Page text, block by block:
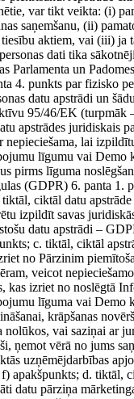
var tikt veikta: (i)
saņemšanu, (ii)
aktiem, vai (iii) ja
dati tika
Parlamenta un
4. punkts par fizisko
datu apstrādi un
95/46/EK (turpmāk
apstrādes juridiskais
nepieciešama, lai
līgumu vai Demo
pirms līguma
(GDPR) 6. panta 1.
ciktāl datu
izpildīt savas
datu apstrādi –
c. tiktāl, ciktāl
no Pārzinim
veicot
kas izriet no noslēgtā
līguma vai Demo
krāpšanas
nolūkos, vai saziņai ar
ņemot vērā no jums
uzņēmējdarbības
apakšpunkts; d. tiktāl,
datu pārziņa